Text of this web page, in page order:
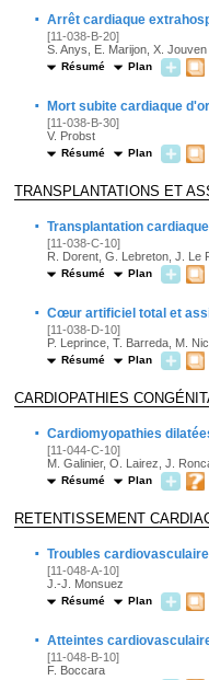
· Arrêt cardiaque
[11-038-B-20]
S. Anys, E. Marijon, X. Jouven
Résumé Plan
· Mort subite cardiaque
[11-038-B-30]
V. Probst
Résumé Plan
TRANSPLANTATIONS ET
· Transplantation
[11-038-C-10]
R. Dorent, G. Lebreton, J. Le
Résumé Plan
· Cœur artificiel total et
[11-038-D-10]
P. Leprince, T. Barreda, M.
Résumé Plan
CARDIOPATHIES
· Cardiomyopathies
[11-044-C-10]
M. Galinier, O. Lairez, J.
Résumé Plan
RETENTISSEMENT
· Troubles
[11-048-A-10]
J.-J. Monsuez
Résumé Plan
· Atteintes
[11-048-B-10]
F. Boccara